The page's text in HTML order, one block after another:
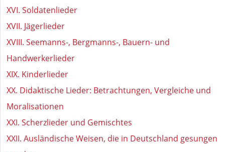
XVI. Soldatenlieder
XVII. Jägerlieder
XVIII. Seemanns-, Bergmanns-, Bauern- und
Handwerkerlieder
XIX. Kinderlieder
XX. Didaktische Lieder: Betrachtungen, Vergleiche und
Moralisationen
XXI. Scherzlieder und Gemischtes
XXII. Ausländische Weisen, die in Deutschland gesungen